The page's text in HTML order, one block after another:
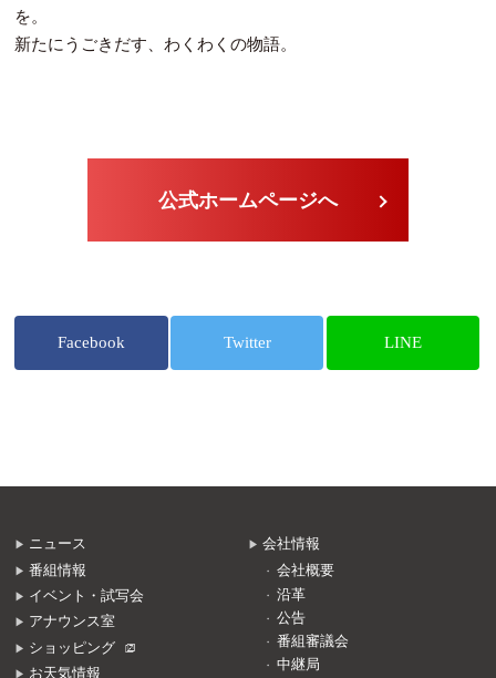
を。
新たにうごきだす、わくわくの物語。
公式ホームページへ
Facebook Twitter LINE
ニュース
番組情報
イベント・試写会
アナウンス室
ショッピング
お天気情報
会社情報
会社概要
沿革
公告
番組審議会
中継局